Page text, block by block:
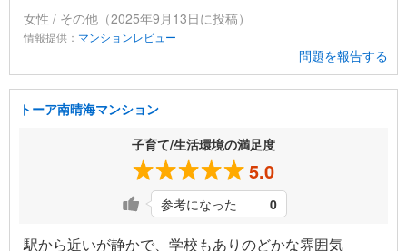
女性 / その他（2025年9月13日に投稿）
情報提供： マンションレビュー
問題を報告する
トーア南晴海マンション
子育て/生活環境の満足度
5.0
参考になった 0
駅から近いが静かで、学校もありのどかな雰囲気